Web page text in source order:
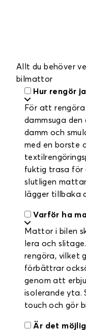
Allt du behöver
bilmattor
Hur rengör
För att
dammsuga
damm och
med en borste
fuktig trasa
slutligen
lägger tillbaka
Varför ha
Mattor i bilen
lera och
rengöra, vilket
förbättrar
genom att
isolerande yta.
touch och gör
Är det